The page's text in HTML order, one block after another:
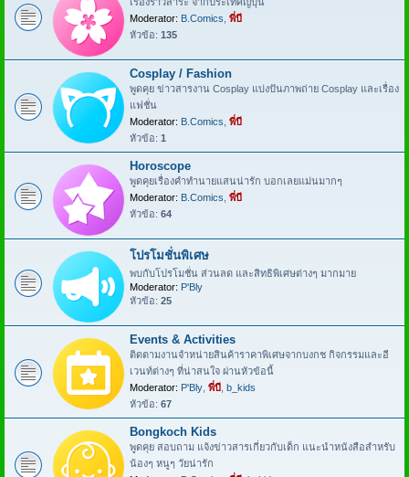
Moderator: B.Comics พี่บี
หัวข้อ: 135
Cosplay / Fashion
พูดคุย ข่าวสารงาน Cosplay แบ่งปันภาพถ่าย Cosplay และเรื่อง
แฟชั่น
Moderator: B.Comics พี่บี
หัวข้อ: 1
Horoscope
พูดคุยเรื่องคำทำนายแสนน่ารัก บอกเลยแม่นมากๆ
Moderator: B.Comics พี่บี
หัวข้อ: 64
โปรโมชั่นพิเศษ
พบกับโปรโมชั่น ส่วนลด และสิทธิพิเศษต่างๆ มากมาย
Moderator: P'Bly
หัวข้อ: 25
Events & Activities
ติดตามงานจำหน่ายสินค้าราคาพิเศษจากบงกช กิจกรรมและอี
เวนท์ต่างๆ ที่น่าสนใจ ผ่านหัวข้อนี้
Moderator: P'Bly พี่บี b_kids
หัวข้อ: 67
Bongkoch Kids
พูดคุย สอบถาม แจ้งข่าวสารเกี่ยวกับเด็ก แนะนำหนังสือสำหรับ
น้องๆ หนูๆ วัยน่ารัก